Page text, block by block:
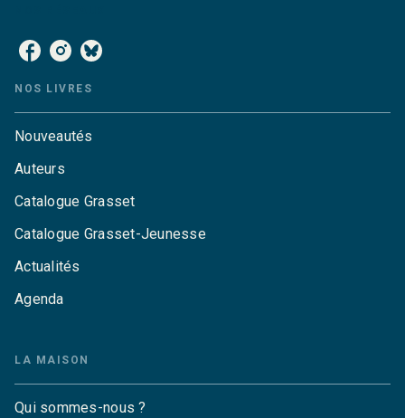
NOS LIVRES
Nouveautés
Auteurs
Catalogue Grasset
Catalogue Grasset-Jeunesse
Actualités
Agenda
LA MAISON
Qui sommes-nous ?